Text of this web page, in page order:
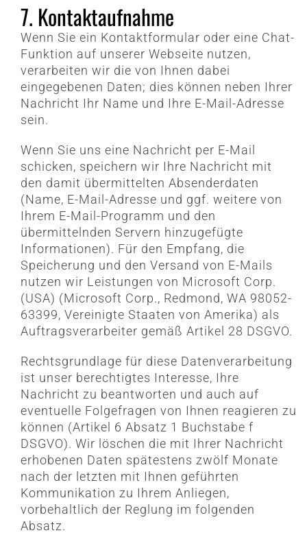
7. Kontaktaufnahme
Wenn Sie ein Kontaktformular oder eine Chat-
Funktion auf unserer Webseite nutzen,
verarbeiten wir die von Ihnen dabei
eingegebenen Daten; dies können neben Ihrer
Nachricht Ihr Name und Ihre E-Mail-Adresse
sein.
Wenn Sie uns eine Nachricht per E-Mail
schicken, speichern wir Ihre Nachricht mit
den damit übermittelten Absenderdaten
(Name, E-Mail-Adresse und ggf. weitere von
Ihrem E-Mail-Programm und den
übermittelnden Servern hinzugefügte
Informationen). Für den Empfang, die
Speicherung und den Versand von E-Mails
nutzen wir Leistungen von Microsoft Corp.
(USA) (Microsoft Corp., Redmond, WA 98052-
63399, Vereinigte Staaten von Amerika) als
Auftragsverarbeiter gemäß Artikel 28 DSGVO.
Rechtsgrundlage für diese Datenverarbeitung
ist unser berechtigtes Interesse, Ihre
Nachricht zu beantworten und auch auf
eventuelle Folgefragen von Ihnen reagieren zu
können (Artikel 6 Absatz 1 Buchstabe f
DSGVO). Wir löschen die mit Ihrer Nachricht
erhobenen Daten spätestens zwölf Monate
nach der letzten mit Ihnen geführten
Kommunikation zu Ihrem Anliegen,
vorbehaltlich der Reglung im folgenden
Absatz.